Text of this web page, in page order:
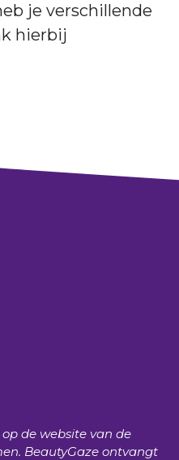
je verschillende
hierbij
de website van de
BeautyGaze ontvangt